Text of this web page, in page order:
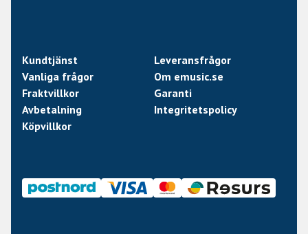
Kundtjänst
Leveransfrågor
Vanliga frågor
Om emusic.se
Fraktvillkor
Garanti
Avbetalning
Integritetspolicy
Köpvillkor